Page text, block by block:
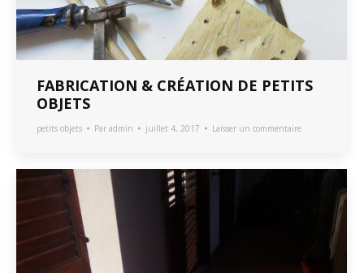
FABRICATION & CRÉATION DE PETITS
OBJETS
petits objets Par admin juillet 4, 2017 Laisser un commentaire